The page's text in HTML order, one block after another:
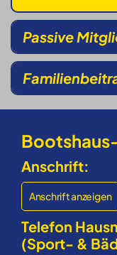
Passive
Anschrift:
Anschrift anzeigen
Telefon
(Sport- &